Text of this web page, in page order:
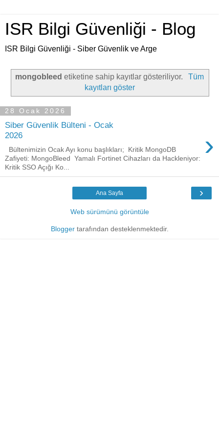
ISR Bilgi Güvenliği - Blog
ISR Bilgi Güvenliği - Siber Güvenlik ve Arge
mongobleed etiketine sahip kayıtlar gösteriliyor.
Tüm
kayıtları göster
28 Ocak 2026
Siber Güvenlik Bülteni - Ocak
2026
›
Bültenimizin Ocak Ayı konu başlıkları; Kritik MongoDB
Zafiyeti: MongoBleed Yamalı Fortinet Cihazları da Hackleniyor:
Kritik SSO Açığı Ko...
›
Ana Sayfa
Web sürümünü görüntüle
Bloggertarafından desteklenmektedir.